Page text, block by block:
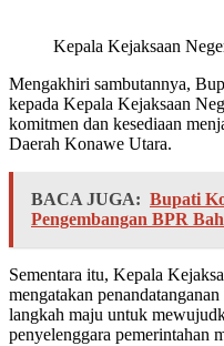
Kepala Kejaksaan
Mengakhiri sambutannya,
kepada Kepala Kejaksaan
komitmen dan kesediaan
Daerah Konawe Utara.
BACA JUGA: Bupati
Pengembangan BPR
Sementara itu, Kepala
mengatakan
langkah maju untuk
penyelenggara pemerintahan